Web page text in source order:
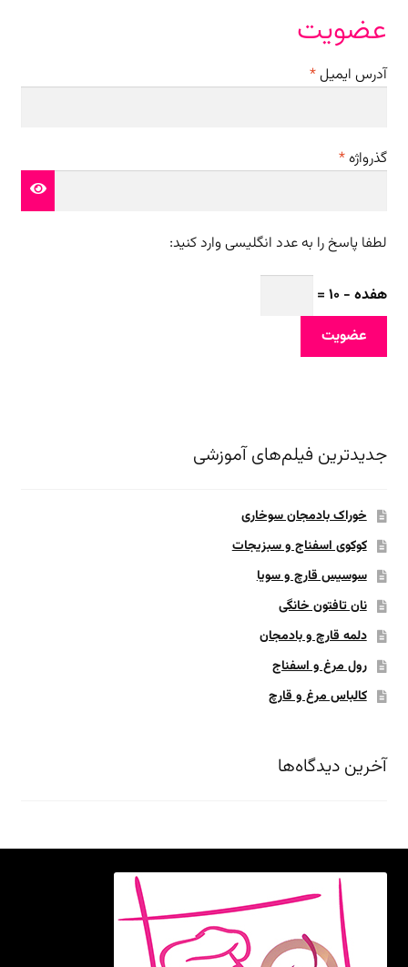
عضویت
آدرس ایمیل*الزامی
گذرواژه*الزامی
لطفا پاسخ را به عدد انگلیسی وارد کنید:
هفده − 10 =
عضویت
جدیدترین فیلم‌های آموزشی
خوراک بادمجان سوخاری
کوکوی اسفناج و سبزیجات
سوسیس قارچ و سویا
نان تافتون خانگی
دلمه قارچ و بادمجان
رول مرغ و اسفناج
کالباس مرغ و قارچ
آخرین دیدگاه‌ها